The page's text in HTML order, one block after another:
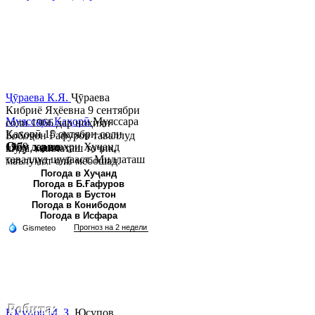
Муяссара ҚаҳорӣМуяссара
Қаҳорӣ 15 октябри соли
1979 дар шаҳри Хуҷанд
таваллуд шудааст. Миллаташ
тоҷик. Маълумот олӣ. Соли
2002 Донишгоҳи давлатии
Хуҷанд ба...
Ҷӯраева К.Я. Ҷӯраева
Кибриё Яҳёевна 9 сентябри
соли 1966 дар ноҳияи
Бобоҷон Ғафуров таваллуд
шуда, миллаташ тоҷик,
маълумот олӣ мебошад.
Соли 1997 Донишг...
Юсупов М. З. Юсупов
Обу хаво
Погода в Хуҷанд
Погода в Б.Ғафуров
Погода в Бустон
Погода в Конибодом
Погода в Исфара
Робита: